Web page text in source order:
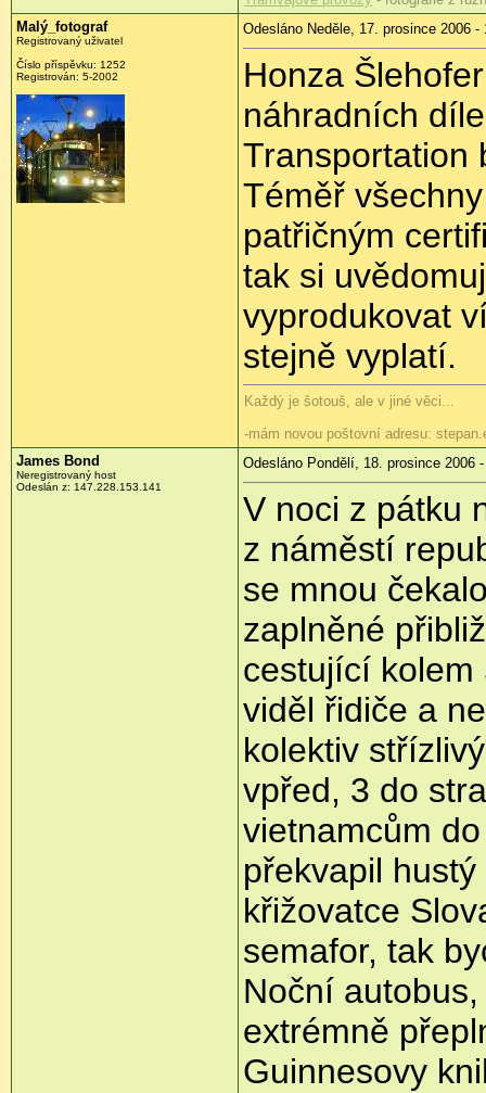
Malý_fotograf
Registrovaný uživatel
Číslo příspěvku: 1252
Registrován: 5-2002
Odesláno Neděle, 17. prosince 2006 -
Honza
náhradních
Transportation
Téměř
patřičným
tak si
vyprodukovat
stejně vyplatí.
Každý je šotouš, ale v jiné věci...
-mám novou poštovní adresu:
James Bond
Neregistrovaný host
Odeslán z: 147.228.153.141
Odesláno Pondělí, 18. prosince 2006
V noci z pátku
z náměstí
se mnou
zaplněné
cestující kolem
viděl řidiče a
kolektiv
vpřed, 3 do
vietnamcům
překvapil
křižovatce
semafor, tak
Noční
extrémně
Guinnesovy